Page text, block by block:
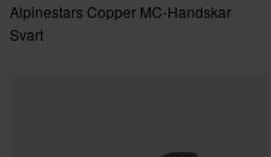
Alpinestars Copper MC-Handskar
Svart